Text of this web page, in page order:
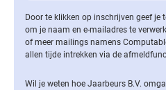
Door te klikken op inschrijven geef je
om je naam en e-mailadres te
of meer mailings namens
allen tijde intrekken via de
Wil je weten hoe Jaarbeurs B.V.